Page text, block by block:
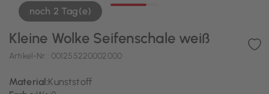
noch 2 Tag(e)
Kleine Wolke Seifenschale weiß
Artikel-Nr.: 001255220002000
Material:Kunststoff